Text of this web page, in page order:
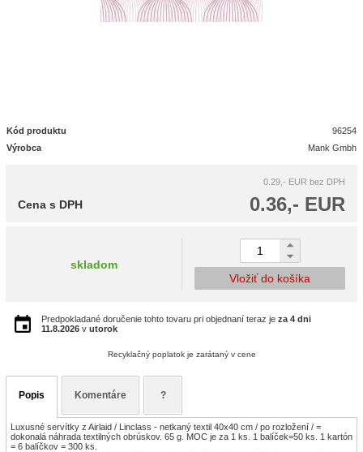
Kód produktu
96254
Výrobca
Mank Gmbh
0.29,- EUR bez DPH
0.36,- EUR
Cena s DPH
skladom
Vložiť do košíka
Predpokladané doručenie tohto tovaru pri objednaní teraz je za 4 dni
11.8.2026 v utorok
Recyklačný poplatok je zarátaný v cene
Popis Komentáre ?
Luxusné servítky z Airlaid / Linclass - netkaný textil 40x40 cm / po rozložení / =
dokonalá náhrada textilných obrúskov. 65 g. MOC je za 1 ks. 1 balíček=50 ks. 1 kartón
= 6 balíčkov = 300 ks.